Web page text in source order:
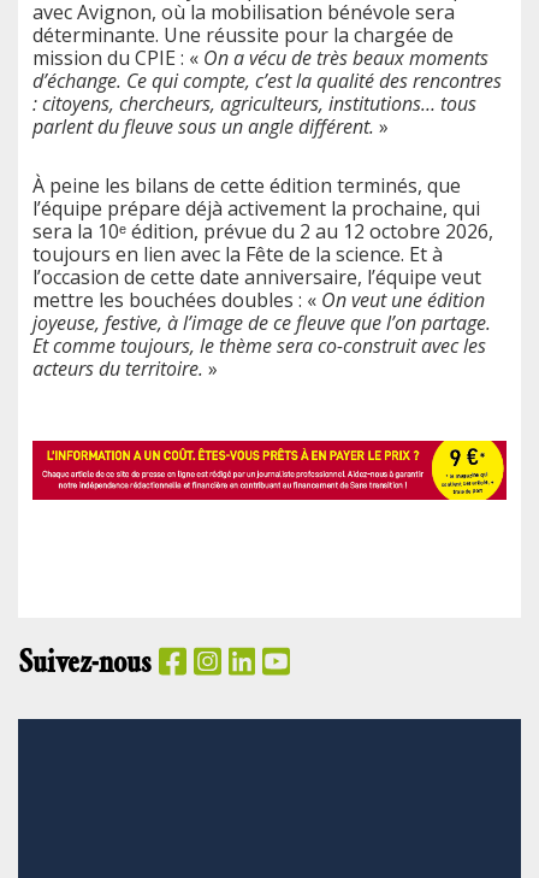
avec Avignon, où la mobilisation bénévole sera
déterminante. Une réussite pour la chargée de
mission du CPIE : « On a vécu de très beaux moments
d’échange. Ce qui compte, c’est la qualité des rencontres
: citoyens, chercheurs, agriculteurs, institutions… tous
parlent du fleuve sous un angle différent. »
À peine les bilans de cette édition terminés, que
l’équipe prépare déjà activement la prochaine, qui
sera la 10ᵉ édition, prévue du 2 au 12 octobre 2026,
toujours en lien avec la Fête de la science. Et à
l’occasion de cette date anniversaire, l’équipe veut
mettre les bouchées doubles : « On veut une édition
joyeuse, festive, à l’image de ce fleuve que l’on partage.
Et comme toujours, le thème sera co-construit avec les
acteurs du territoire. »
Suivez-nous